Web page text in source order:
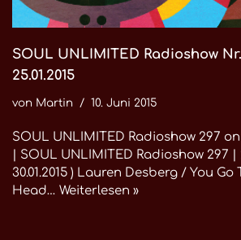
SOUL UNLIMITED Radioshow
25.01.2015
von Martin 10. Juni 2015
SOUL UNLIMITED Radioshow 297
| SOUL UNLIMITED Radioshow 297 |
30.01.2015 ) Lauren Desberg / You Go
Head… Weiterlesen »